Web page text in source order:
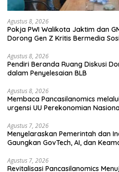
Agustus 8, 2026
Pokja PWI Walikota Jaktim dan
Dorong Gen Z Kritis Bermedia
Agustus 8, 2026
Pendiri Beranda Ruang Diskusi
dalam Penyelesaian BLB
Agustus 8, 2026
Membaca Pancasilanomics
urgensi UU Perekonomian
Agustus 7, 2026
Menyelaraskan Pemerintah dan
Gaungkan GovTech, AI, dan
Agustus 7, 2026
Revitalisasi Pancasilanomics